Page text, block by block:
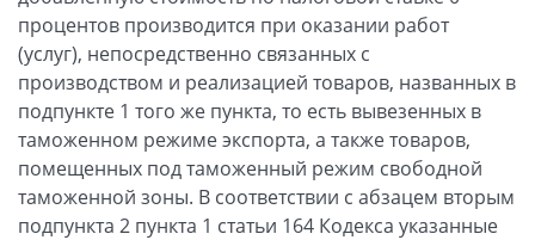
процентов производится при оказании работ
(услуг), непосредственно связанных с
производством и реализацией товаров, названных в
подпункте 1 того же пункта, то есть вывезенных в
таможенном режиме экспорта, а также товаров,
помещенных под таможенный режим свободной
таможенной зоны. В соответствии с абзацем вторым
подпункта 2 пункта 1 статьи 164 Кодекса указанные